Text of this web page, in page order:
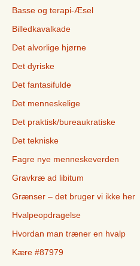
Basse og terapi-Æsel
Billedkavalkade
Det alvorlige hjørne
Det dyriske
Det fantasifulde
Det menneskelige
Det praktisk/bureaukratiske
Det tekniske
Fagre nye menneskeverden
Gravkræ ad libitum
Grænser – det bruger vi ikke her
Hvalpeopdragelse
Hvordan man træner en hvalp
Kære #87979